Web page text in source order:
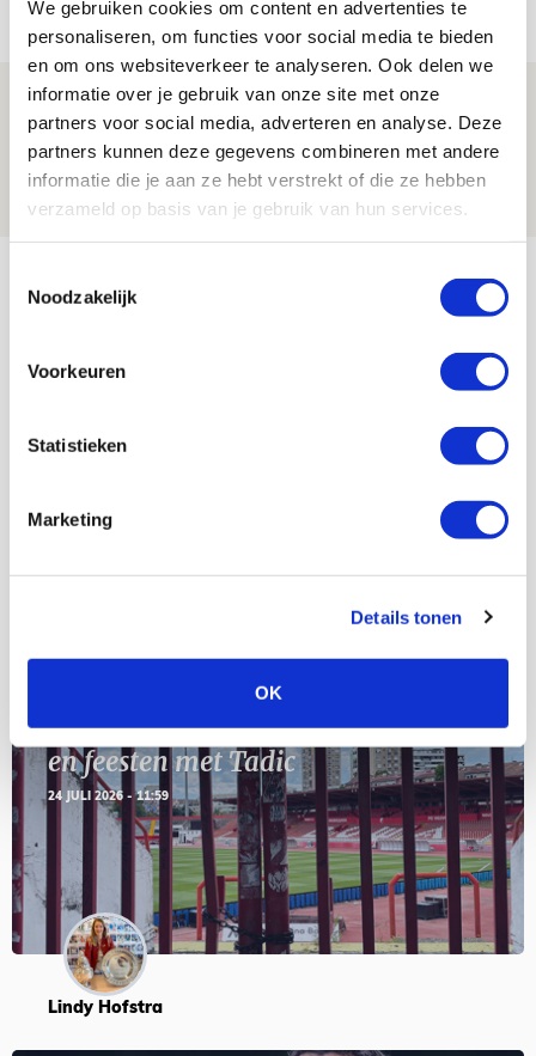
We gebruiken cookies om content en advertenties te
personaliseren, om functies voor social media te bieden
en om ons websiteverkeer te analyseren. Ook delen we
informatie over je gebruik van onze site met onze
partners voor social media, adverteren en analyse. Deze
partners kunnen deze gegevens combineren met andere
informatie die je aan ze hebt verstrekt of die ze hebben
verzameld op basis van je gebruik van hun services.
Noodzakelijk
Voorkeuren
Statistieken
Marketing
Details tonen
OK
Spelen bij Jong Ajax of Ajax 1? Dat
maakt Abdalla ‘geen reet’ uit
08 AUGUSTUS 2026 - 10:04
AGENDA
23
Selectiedag ballenjongens/-meiden
SEP
Servische maffiabaas in grauwe bak
en feesten met Tadic
24 JULI 2026 - 11:59
Lindy Hofstra